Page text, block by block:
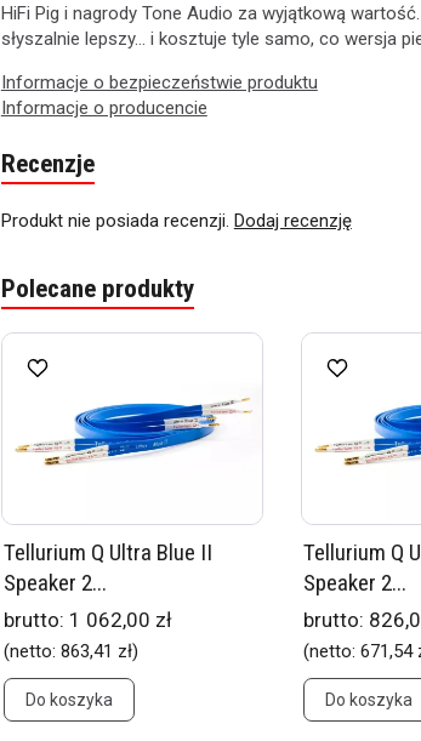
HiFi Pig i nagrody Tone Audio za wyjątkową
słyszalnie lepszy… i kosztuje tyle samo, co wersja
Informacje o bezpieczeństwie produktu
Informacje o producencie
Recenzje
Produkt nie posiada recenzji. Dodaj recenzję
Polecane produkty
Tellurium Q Ultra Blue II
Speaker 2...
brutto: 1 062,00 zł
(netto: 863,41 zł)
Do koszyka
Tellurium Q
Speaker 2...
brutto:
(netto: 671,54
Do koszyka